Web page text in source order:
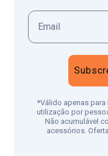
*Válido apenas para
utilização por
Não acumulável
acessórios.